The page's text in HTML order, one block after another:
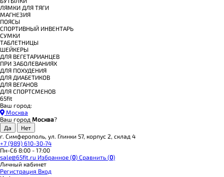
ЛЯМКИ ДЛЯ ТЯГИ
МАГНЕЗИЯ
ПОЯСЫ
СПОРТИВНЫЙ ИНВЕНТАРЬ
СУМКИ
ТАБЛЕТНИЦЫ
ШЕЙКЕРЫ
ДЛЯ ВЕГЕТАРИАНЦЕВ
ПРИ ЗАБОЛЕВАНИЯХ
ДЛЯ ПОХУДЕНИЯ
ДЛЯ ДИАБЕТИКОВ
ДЛЯ ВЕГАНОВ
ДЛЯ СПОРТСМЕНОВ
65fit
Ваш город:
Москва
Ваш город Москва?
г. Симферополь, ул. Глинки 57, корпус 2, склад 4
+7 (989) 610-30-74
Пн-Сб 8:00 - 17:00
sale@65fit.ru Избранное (0) Сравнить (0)
Личный кабинет
Регистрация Вход